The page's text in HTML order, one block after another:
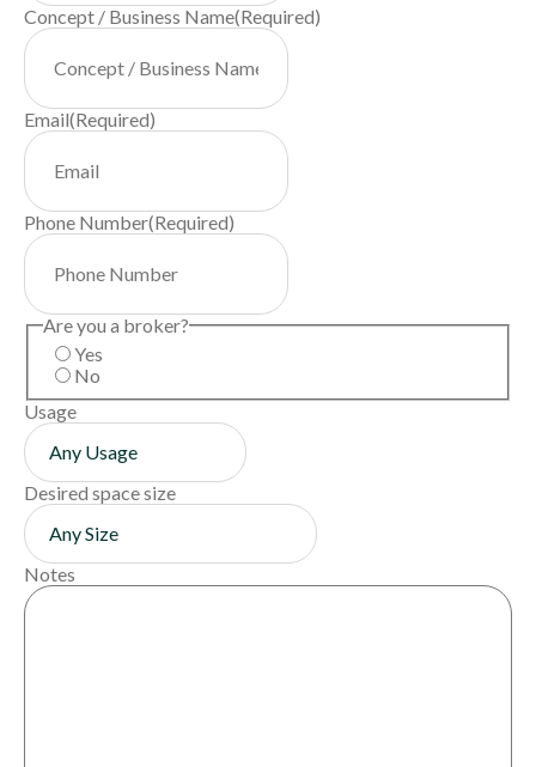
Concept / Business Name(Required)
Email(Required)
Phone Number(Required)
Are you a broker?
Yes
No
Usage
Desired space size
Notes